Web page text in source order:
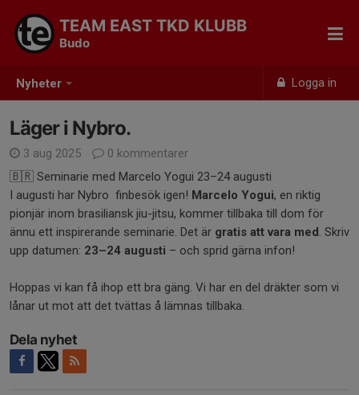
Nyheter Logga in
TEAM EAST TKD KLUBB
Budo
Läger i Nybro.
3 aug 2025
0 kommentarer
🇧🇷 Seminarie med Marcelo Yogui 23–24 augusti
I augusti har Nybro finbesök igen! Marcelo Yogui, en riktig
pionjär inom brasiliansk jiu-jitsu, kommer tillbaka till dom för
ännu ett inspirerande seminarie. Det är gratis att vara med. Skriv
upp datumen: 23–24 augusti – och sprid gärna infon!
Hoppas vi kan få ihop ett bra gäng. Vi har en del dräkter som vi
lånar ut mot att det tvättas å lämnas tillbaka.
Dela nyhet